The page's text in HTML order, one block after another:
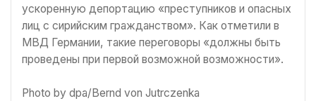
ускоренную депортацию «преступников и опасных
лиц с сирийским гражданством». Как отметили в
МВД Германии, такие переговоры «должны быть
проведены при первой возможной возможности».
Photo by dpa/Bernd von Jutrczenka